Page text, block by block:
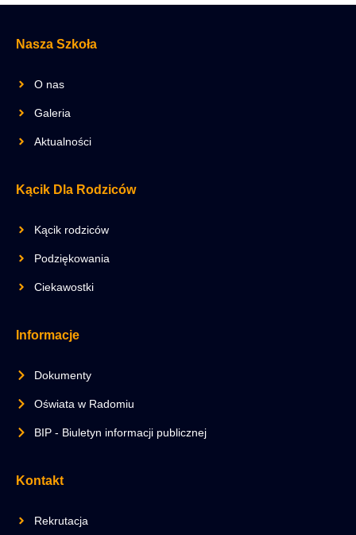
Nasza Szkoła
O nas
Galeria
Aktualności
Kącik Dla Rodziców
Kącik rodziców
Podziękowania
Ciekawostki
Informacje
Dokumenty
Oświata w Radomiu
BIP - Biuletyn informacji publicznej
Kontakt
Rekrutacja